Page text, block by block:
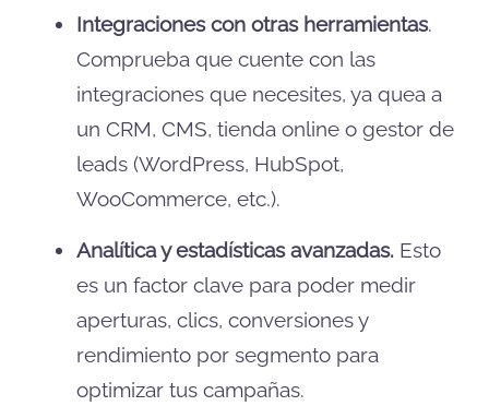
Integraciones con otras herramientas.
Comprueba que cuente con las
integraciones que necesites, ya quea a
un CRM, CMS, tienda online o gestor de
leads (WordPress, HubSpot,
WooCommerce, etc.).
Analítica y estadísticas avanzadas. Esto
es un factor clave para poder medir
aperturas, clics, conversiones y
rendimiento por segmento para
optimizar tus campañas.